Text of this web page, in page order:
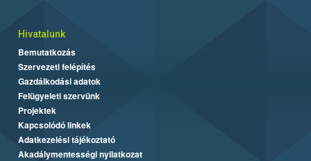
Hivatalunk
Bemutatkozás
Szervezeti felépítés
Gazdálkodási adatok
Felügyeleti szervünk
Projektek
Kapcsolódó linkek
Adatkezelési tájékoztató
Akadálymentességi nyilatkozat